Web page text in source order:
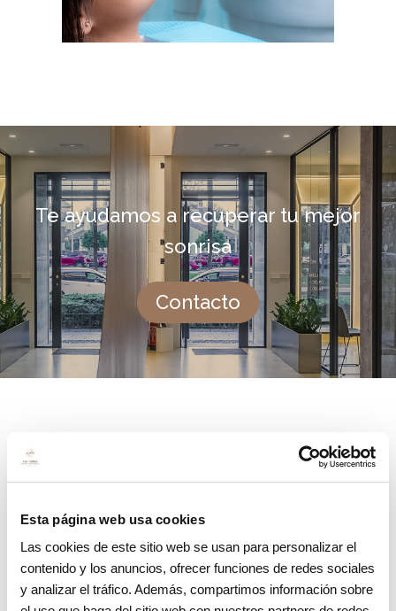
Esta página web usa cookies
Las cookies de este sitio web se usan para personalizar el
contenido y los anuncios, ofrecer funciones de redes sociales
y analizar el tráfico. Además, compartimos información sobre
Te ayudamos a recuperar tu mejor
sonrisa
Contacto
El paciente, informado de manera
adecuada sobre esta técnica,pierde o
controla su temor, ansiedad e incluso
fobiaa cualquier tratamiento bucal, en
cuanto experimenta el efecto y los
resultados de la sedación, puesto que le